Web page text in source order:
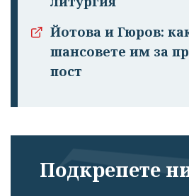
Йотова и Гюров:
шансовете им за
пост
Подкрепете